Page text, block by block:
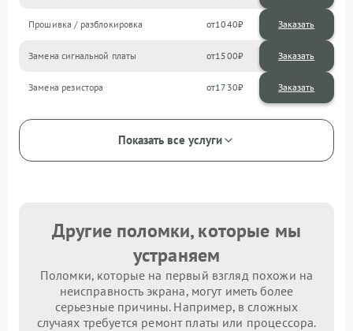
Прошивка / разблокировка 1040
Замена сигнальной платы 1500
Замена резистора 1730
Показать все услуги
Другие поломки, которые мы
устраняем
Поломки, которые на первый взгляд похожи на
неисправность экрана, могут иметь более
серьезные причины. Например, в сложных
случаях требуется ремонт платы или процессора.